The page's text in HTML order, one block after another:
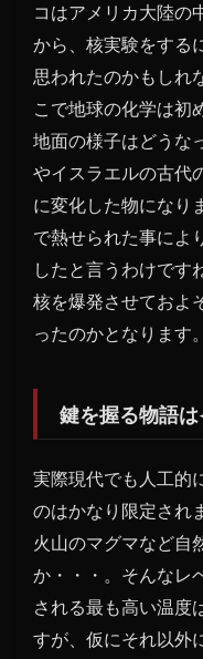
コはアメリカ大陸の
から、核実験をする
思われたのかもしれ
こで地球の化学は初
地面の様子はどうな
やイスラエルの古代
に変化した物になり
で熱せられた事によ
したと言うわけです
核を爆発させておよ
ったのかとなります。
鍵を握る物語
実際現代でも人工的
のはかなり限定され
火山のマグマなど自
か・・・。そんなレ
される最も高い温度
すが、仮にそれ以外